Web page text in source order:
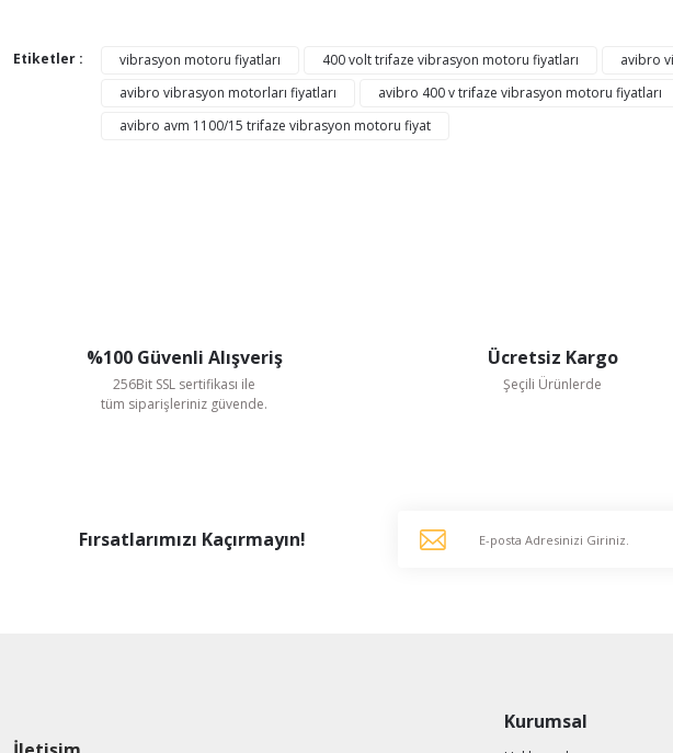
Bu
Ürün resmi kalitesiz, bozuk veya görüntülenemiyor.
Ürün açıklamasında eksik bilgiler bulunuyor.
Etiketler : vibrasyon motoru fiyatları 400 volt trifaze vibrasyon motoru fiyatları avibro
avibro vibrasyon motorları fiyatları
avibro 400 v trifaze vibrasyon motoru fiyatları
avibro avm 1100/15 trifaze vibrasyon motoru fiyat
%100 Güvenli Alışveriş
256Bit SSL sertifikası ile
tüm siparişleriniz güvende.
Ücretsiz Kargo
Şeçili Ürünlerde
Fırsatlarımızı Kaçırmayın!
Kurumsal